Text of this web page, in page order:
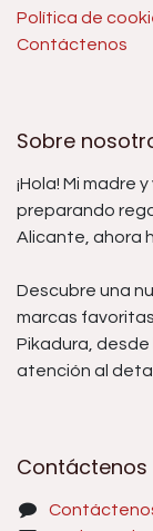
Política de
Contáctenos
Sobre
¡Hola! Mi madre
preparando
Alicante, ahora
Descubre una
marcas
Pikadura,
atención al
Contáctenos